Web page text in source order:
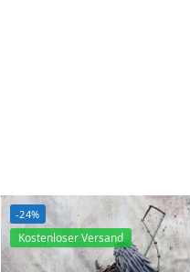
-24%
Kostenloser Versand